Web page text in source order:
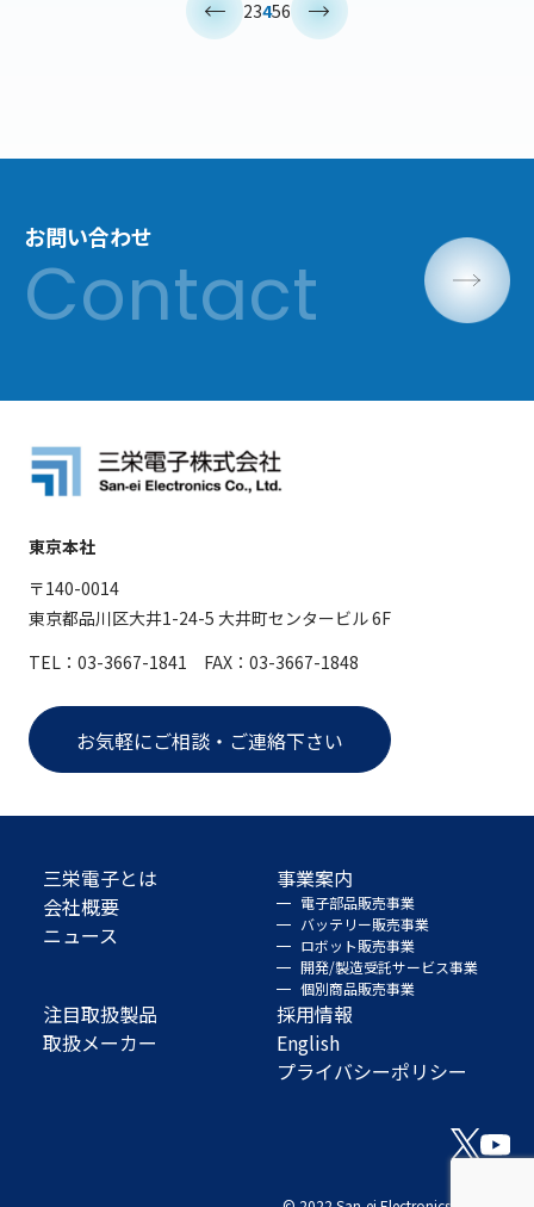
23456
お問い合わせ
東京本社
〒140-0014
東京都品川区大井1-24-5 大井町センタービル 6F
TEL：03-3667-1841 FAX：03-3667-1848
お気軽にご相談・ご連絡下さい
三栄電子とは
会社概要
ニュース
事業案内
電子部品販売事業
バッテリー販売事業
ロボット販売事業
開発/製造受託サービス事業
個別商品販売事業
注目取扱製品
取扱メーカー
採用情報
English
プライバシーポリシー